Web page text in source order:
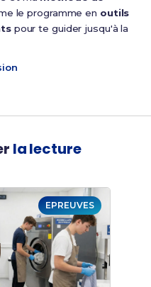
le programme en outils
pour te guider jusqu'à la
la lecture
EPREUVES